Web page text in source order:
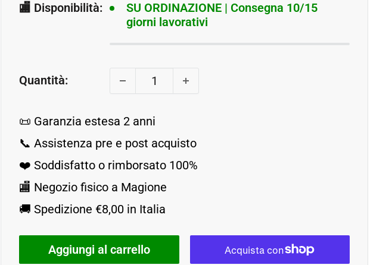
🏬 Disponibilità:
SU ORDINAZIONE | Consegna 10/15
giorni lavorativi
Quantità:
📜 Garanzia estesa 2 anni
📞 Assistenza pre e post acquisto
❤️ Soddisfatto o rimborsato 100%
🏬 Negozio fisico a Magione
🚚 Spedizione €8,00 in Italia
Aggiungi al carrello